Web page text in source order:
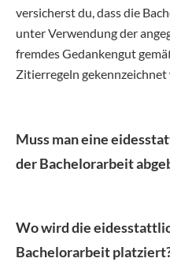
versicherst du, dass die
unter Verwendung der
fremdes Gedankengut
Zitierregeln gekennzeichnet
Muss man eine
der Bachelorarbeit
Wo wird die
Bachelorarbeit